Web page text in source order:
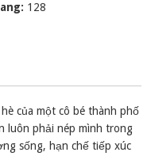
128
của một cô bé thành phố
luôn phải nép mình trong
sống, hạn chế tiếp xúc